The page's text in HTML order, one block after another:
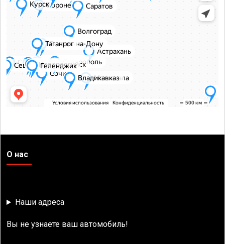
О нас
Наши адреса
Вы не узнаете ваш автомобиль!